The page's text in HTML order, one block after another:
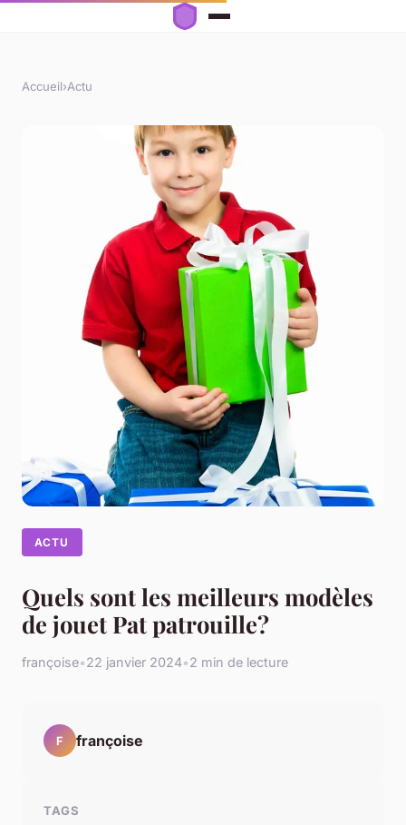
Accueil›Actu
ACTU
Quels sont les meilleurs modèles
de jouet Pat patrouille?
françoise•22 janvier 2024•2 min de lecture
F françoise
TAGS